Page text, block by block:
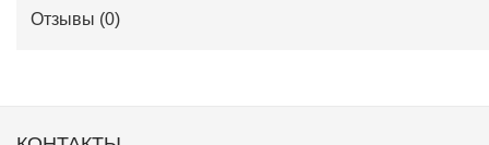
Отзывы (0)